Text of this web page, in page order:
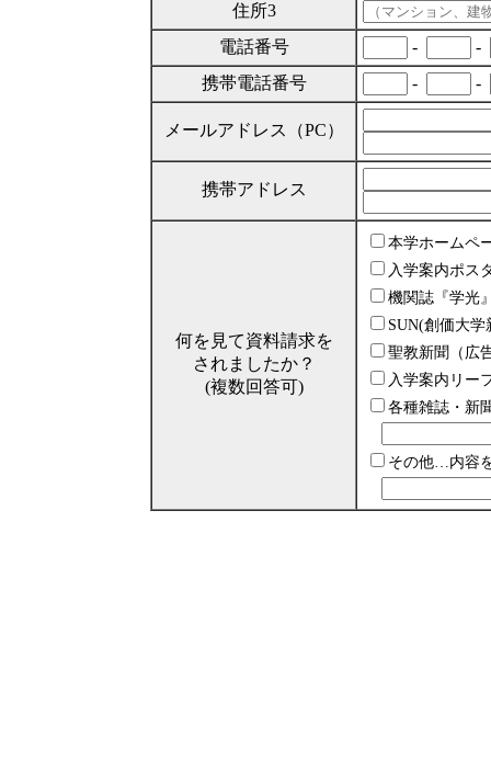
住所3
電話番号
-
-
携帯電話番号
- -
メールアドレス（PC）
携帯アドレス
何を見て資料請求を
されましたか？
(複数回答可)
本学ホームペ
入学案内ポス
機関誌『学光
SUN(創価大学
聖教新聞（広
入学案内リー
各種雑誌・新
その他…内容